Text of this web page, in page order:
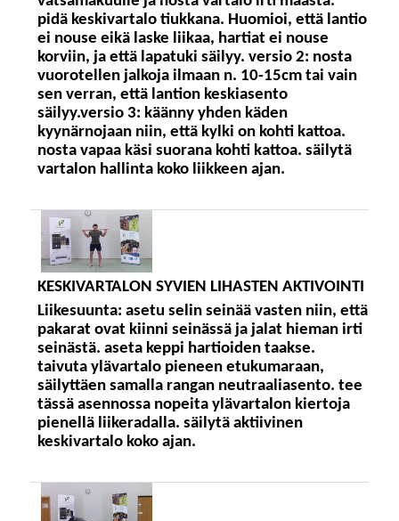
pidä keskivartalo tiukkana. Huomioi, että lantio
ei nouse eikä laske liikaa, hartiat ei nouse
korviin, ja että lapatuki säilyy. versio 2: nosta
vuorotellen jalkoja ilmaan n. 10-15cm tai vain
sen verran, että lantion keskiasento
säilyy.versio 3: käänny yhden käden
kyynärnojaan niin, että kylki on kohti kattoa.
nosta vapaa käsi suorana kohti kattoa. säilytä
vartalon hallinta koko liikkeen ajan.
KESKIVARTALON SYVIEN LIHASTEN AKTIVOINTI
Liikesuunta:asetu selin seinää vasten niin, että
pakarat ovat kiinni seinässä ja jalat hieman irti
seinästä. aseta keppi hartioiden taakse.
taivuta ylävartalo pieneen etukumaraan,
säilyttäen samalla rangan neutraaliasento. tee
tässä asennossa nopeita ylävartalon kiertoja
pienellä liikeradalla. säilytä aktiivinen
keskivartalo koko ajan.